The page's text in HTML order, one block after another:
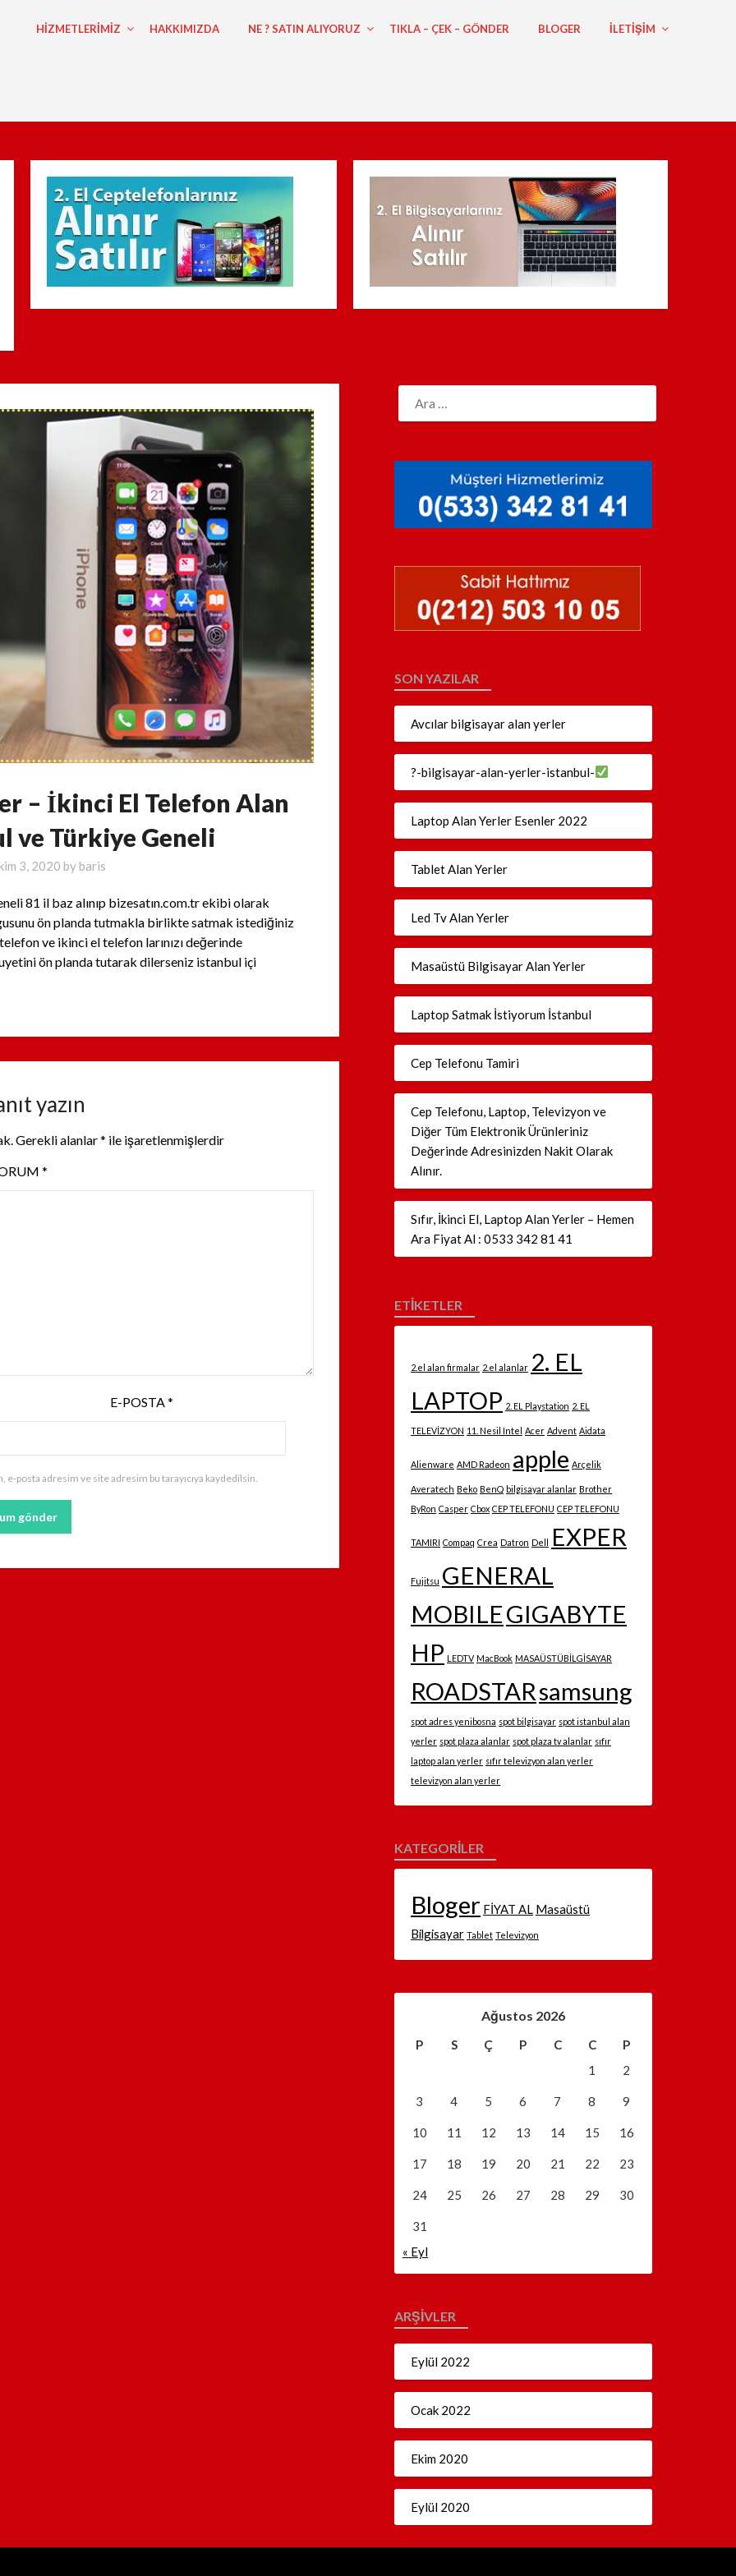
HİZMETLERİMİZ HAKKIMIZDA NE ? SATIN ALIYORUZ TIKLA – ÇEK – GÖNDER BLOGER ILETIŞIM
– İkinci El Telefon Alan
ve Türkiye Geneli
3, 2020 by baris
81 il baz alınıp bizesatın.com.tr ekibi olarak
ön planda tutmakla birlikte satmak istediğiniz
ve ikinci el telefon larınızı değerinde
ön planda tutarak dilerseniz istanbul içi
yazın
Gerekli alanlar* ile işaretlenmişlerdir
*
E-POSTA*
e-posta adresim ve site adresim bu tarayıcıya kaydedilsin.
SON YAZILAR
Avcılar bilgisayar alan yerler
?-bilgisayar-alan-yerler-istanbul-
Laptop Alan Yerler Esenler 2022
Tablet Alan Yerler
Led Tv Alan Yerler
Masaüstü Bilgisayar Alan Yerler
Laptop Satmak İstiyorum İstanbul
Cep Telefonu Tamiri
Cep Telefonu, Laptop, Televizyon ve
Diğer Tüm Elektronik Ürünleriniz
Değerinde Adresinizden Nakit Olarak
Alınır.
Sıfır, İkinci El, Laptop Alan Yerler – Hemen
Ara Fiyat Al : 0533 342 81 41
ETİKETLER
2.el alan firmalar 2.el alanlar 2. EL
LAPTOP 2. EL Playstation 2. EL
TELEVİZYON 11. Nesil Intel Acer Advent Aidata
Alienware AMD Radeon apple Arçelik
Averatech Beko BenQ bilgisayar alanlar Brother
ByRon Casper Cbox CEP TELEFONU CEP TELEFONU
TAMIRI Compaq Crea Datron Dell EXPER
Fujitsu GENERAL
MOBILEGIGABYTE
HP LEDTV MacBook MASAÜSTÜBİLGİSAYAR
ROADSTARsamsung
spot adres yenibosna spot bilgisayar spot istanbul alan
yerler spot plaza alanlar spot plaza tv alanlar sıfır
laptop alan yerler sıfır televizyon alan yerler
televizyon alan yerler
KATEGORILER
Bloger FİYAT AL Masaüstü
Bilgisayar Tablet Televizyon
Ağustos 2026
P S Ç P C C
P
1
2
3 4 5 6 7 8 9
10 11 12 13 14 15 16
17 18 19 20 21 22 23
24 25 26 27 28 29 30
31
« Eyl
ARŞIVLER
Eylül 2022
Ocak 2022
Ekim 2020
Eylül 2020